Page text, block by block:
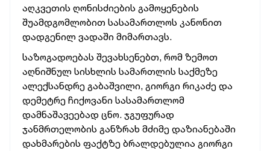
აღკვეთის ღონისძიების გამოყენების
შუამდგომლობით სასამართლოს კანონით
დადგენილ ვადაში მიმართავს.
საზოგადოებას შევახსენებთ, რომ ზემოთ
აღნიშნულ სისხლის სამართლის საქმეზე
ალექსანდრე გაბაშვილი, გიორგი რიკაძე და
დემეტრე ჩიქოვანი სასამართლომ
დამნაშავეებად ცნო. ჯგუფურად
ჯანმრთელობის განზრახ მძიმე დაზიანებაში
დახმარების ფაქტზე ბრალდებულია გიორგი